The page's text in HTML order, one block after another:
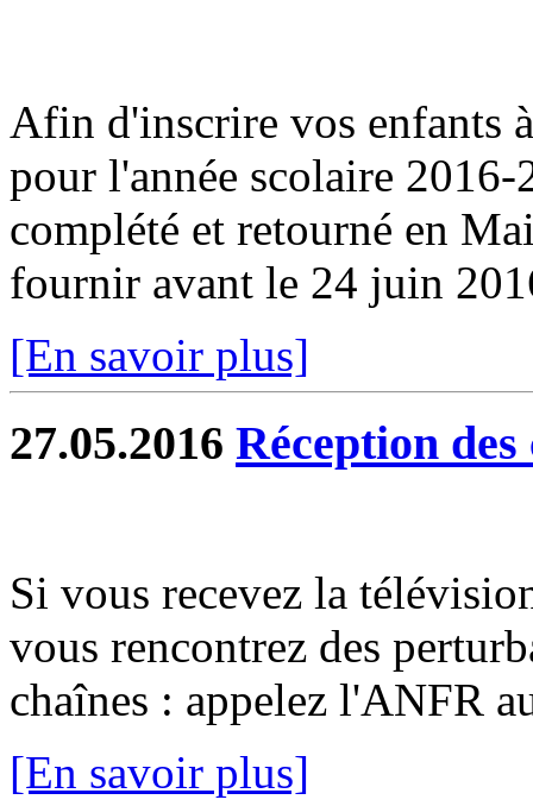
Afin d'inscrire vos enfants
pour l'année scolaire
complété et retourné en
fournir avant le 24 juin
[En savoir plus]
27.05.2016 Réception
Si vous recevez la
vous rencontrez des
chaînes : appelez l'ANFR
[En savoir plus]